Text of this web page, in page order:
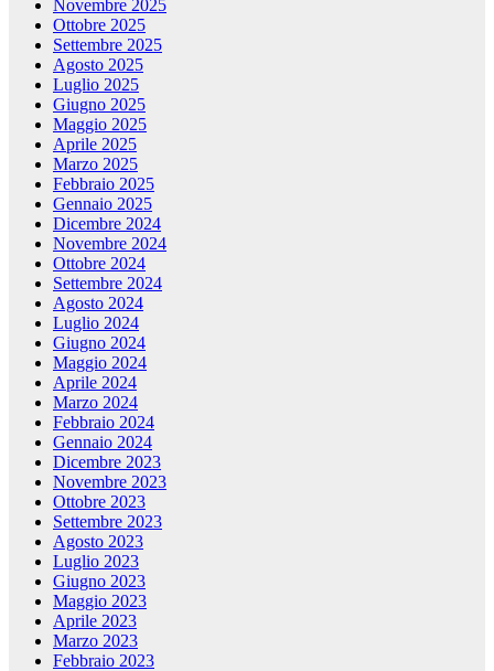
Novembre 2025
Ottobre 2025
Settembre 2025
Agosto 2025
Luglio 2025
Giugno 2025
Maggio 2025
Aprile 2025
Marzo 2025
Febbraio 2025
Gennaio 2025
Dicembre 2024
Novembre 2024
Ottobre 2024
Settembre 2024
Agosto 2024
Luglio 2024
Giugno 2024
Maggio 2024
Aprile 2024
Marzo 2024
Febbraio 2024
Gennaio 2024
Dicembre 2023
Novembre 2023
Ottobre 2023
Settembre 2023
Agosto 2023
Luglio 2023
Giugno 2023
Maggio 2023
Aprile 2023
Marzo 2023
Febbraio 2023